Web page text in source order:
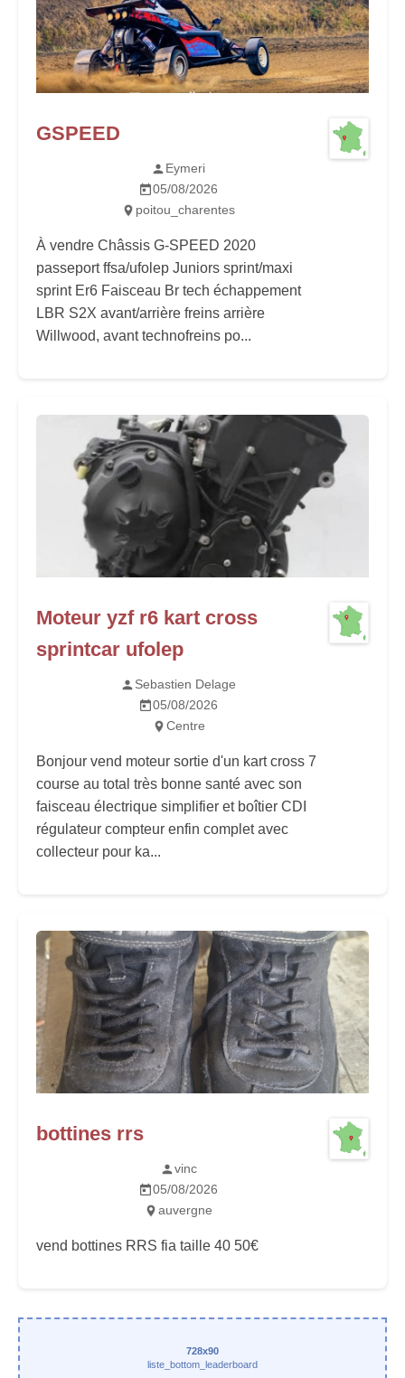
GSPEED
Eymeri
05/08/2026
poitou_charentes
À vendre Châssis G-SPEED 2020
passeport ffsa/ufolep Juniors sprint/maxi
sprint Er6 Faisceau Br tech échappement
LBR S2X avant/arrière freins arrière
Willwood, avant technofreins po...
Moteur yzf r6 kart cross
sprintcar ufolep
Sebastien Delage
05/08/2026
Centre
Bonjour vend moteur sortie d'un kart cross 7
course au total très bonne santé avec son
faisceau électrique simplifier et boîtier CDI
régulateur compteur enfin complet avec
collecteur pour ka...
bottines rrs
vinc
05/08/2026
auvergne
vend bottines RRS fia taille 40 50€
728x90
liste_bottom_leaderboard